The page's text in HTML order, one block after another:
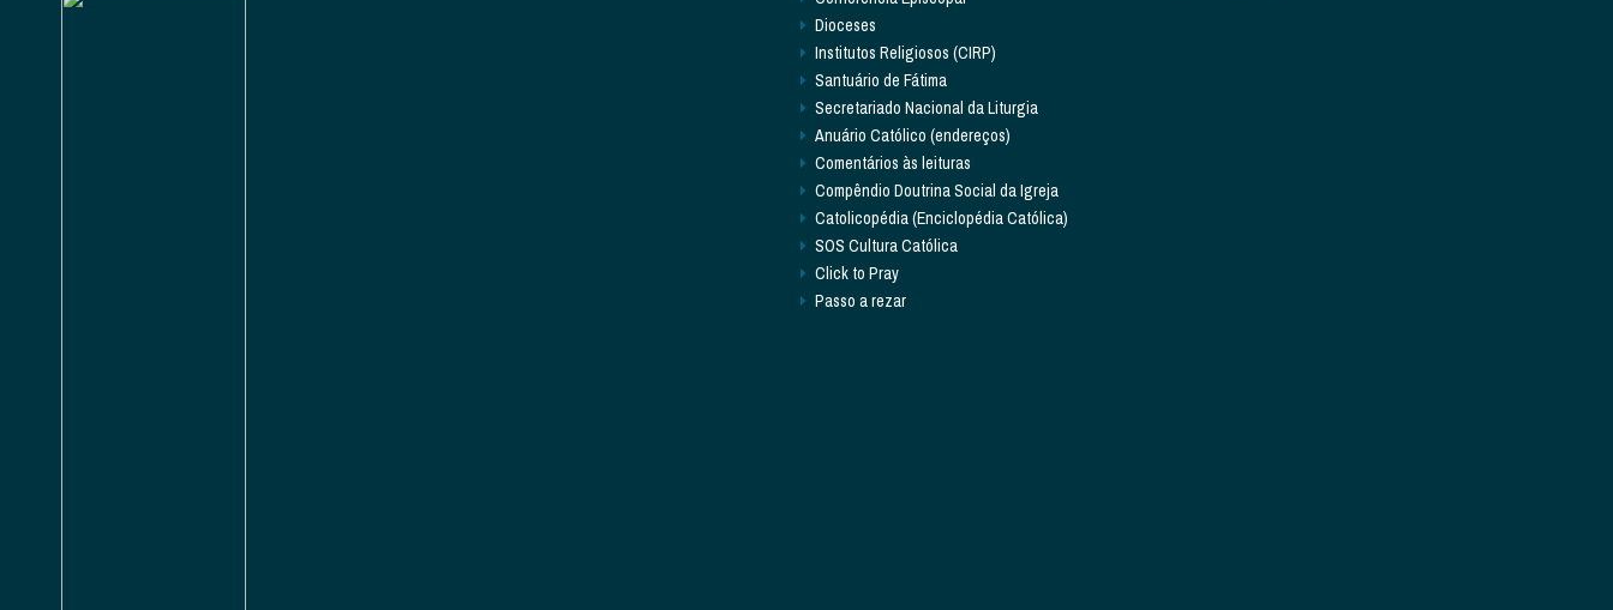
Dioceses
Institutos Religiosos (CIRP)
Santuário de Fátima
Secretariado Nacional da Liturgia
Anuário Católico (endereços)
Comentários às leituras
Compêndio Doutrina Social da Igreja
Catolicopédia (Enciclopédia Católica)
SOS Cultura Católica
Click to Pray
Passo a rezar